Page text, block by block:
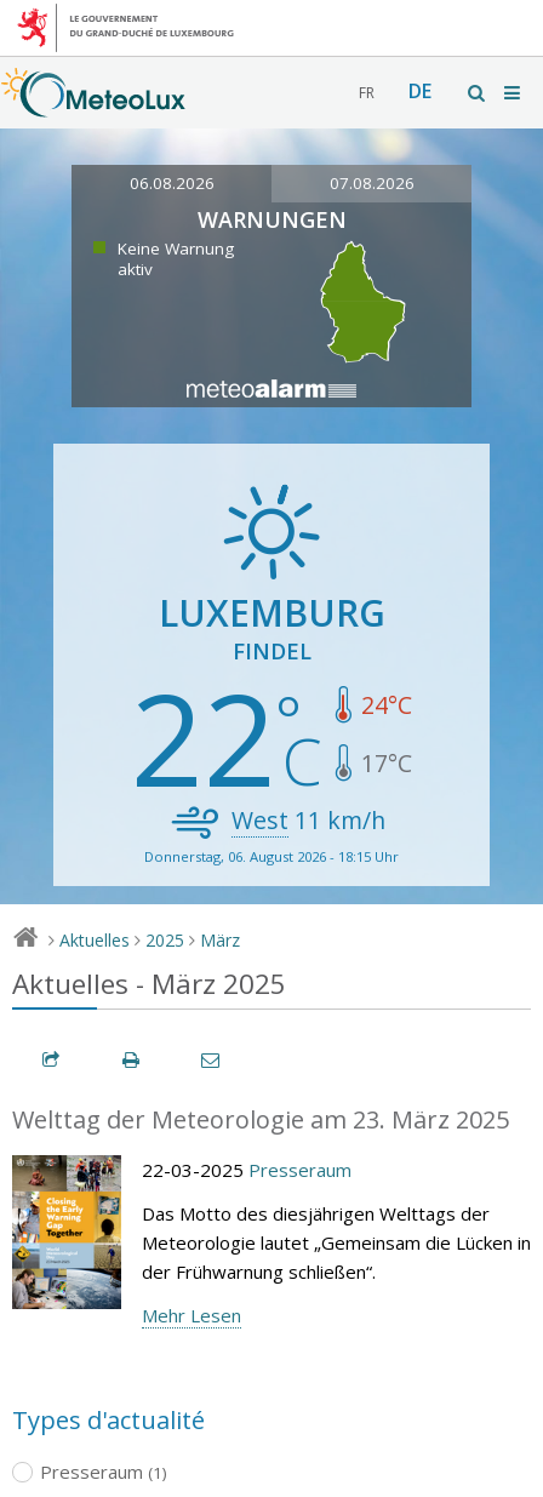
FR DE
06.08.2026 07.08.2026
WARNUNGEN
Keine Warnung
aktiv
LUXEMBURG
FINDEL
22 24°C
17°C
West 11 km/h
Donnerstag, 06. August 2026 - 18:15 Uhr
> Aktuelles > 2025 > März
Aktuelles - März 2025
Welttag der Meteorologie am 23. März 2025
22-03-2025 Presseraum
Das Motto des diesjährigen Welttags der
Meteorologie lautet „Gemeinsam die Lücken in
der Frühwarnung schließen“.
Mehr Lesen
Types d'actualité
Presseraum (1)